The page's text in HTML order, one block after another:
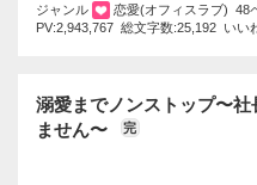
ジャンル
恋愛(オフィスラブ) 48
PV:2,943,767 総文字数:25,192 いい
溺愛までノンストップ〜
ません〜
完